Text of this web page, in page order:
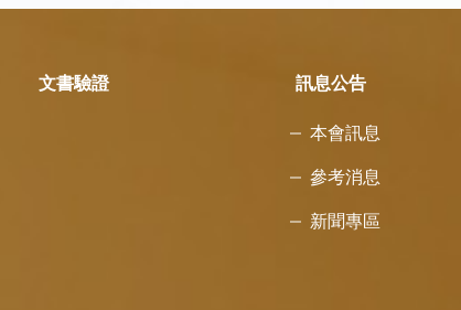
文書驗證 訊息公告
本會訊息
參考消息
新聞專區